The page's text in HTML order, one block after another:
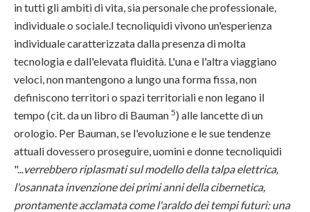
in tutti gli ambiti di vita, sia personale che professionale,
individuale o sociale.I tecnoliquidi vivono un'esperienza
individuale caratterizzata dalla presenza di molta
tecnologia e dall'elevata fluidità. L'una e l'altra viaggiano
veloci, non mantengono a lungo una forma fissa, non
definiscono territori o spazi territoriali e non legano il
tempo (cit. da un libro di Bauman 5) alle lancette di un
orologio. Per Bauman, se l'evoluzione e le sue tendenze
attuali dovessero proseguire, uomini e donne tecnoliquidi
"...verrebbero riplasmati sul modello della talpa elettrica,
l'osannata invenzione dei primi anni della cibernetica,
prontamente acclamata come l'araldo dei tempi futuri: una